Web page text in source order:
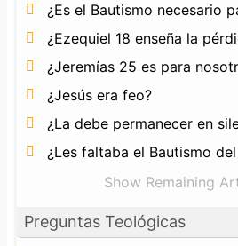
¿Es el Bautismo necesario
¿Ezequiel 18 enseña la
¿Jeremías 25 es para
¿Jesús era feo?
¿La debe permanecer en
¿Les faltaba el Bautismo
Show Remaining
Preguntas Teológicas